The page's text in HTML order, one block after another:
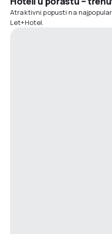
Atraktivni popusti na
Let+Hotel.